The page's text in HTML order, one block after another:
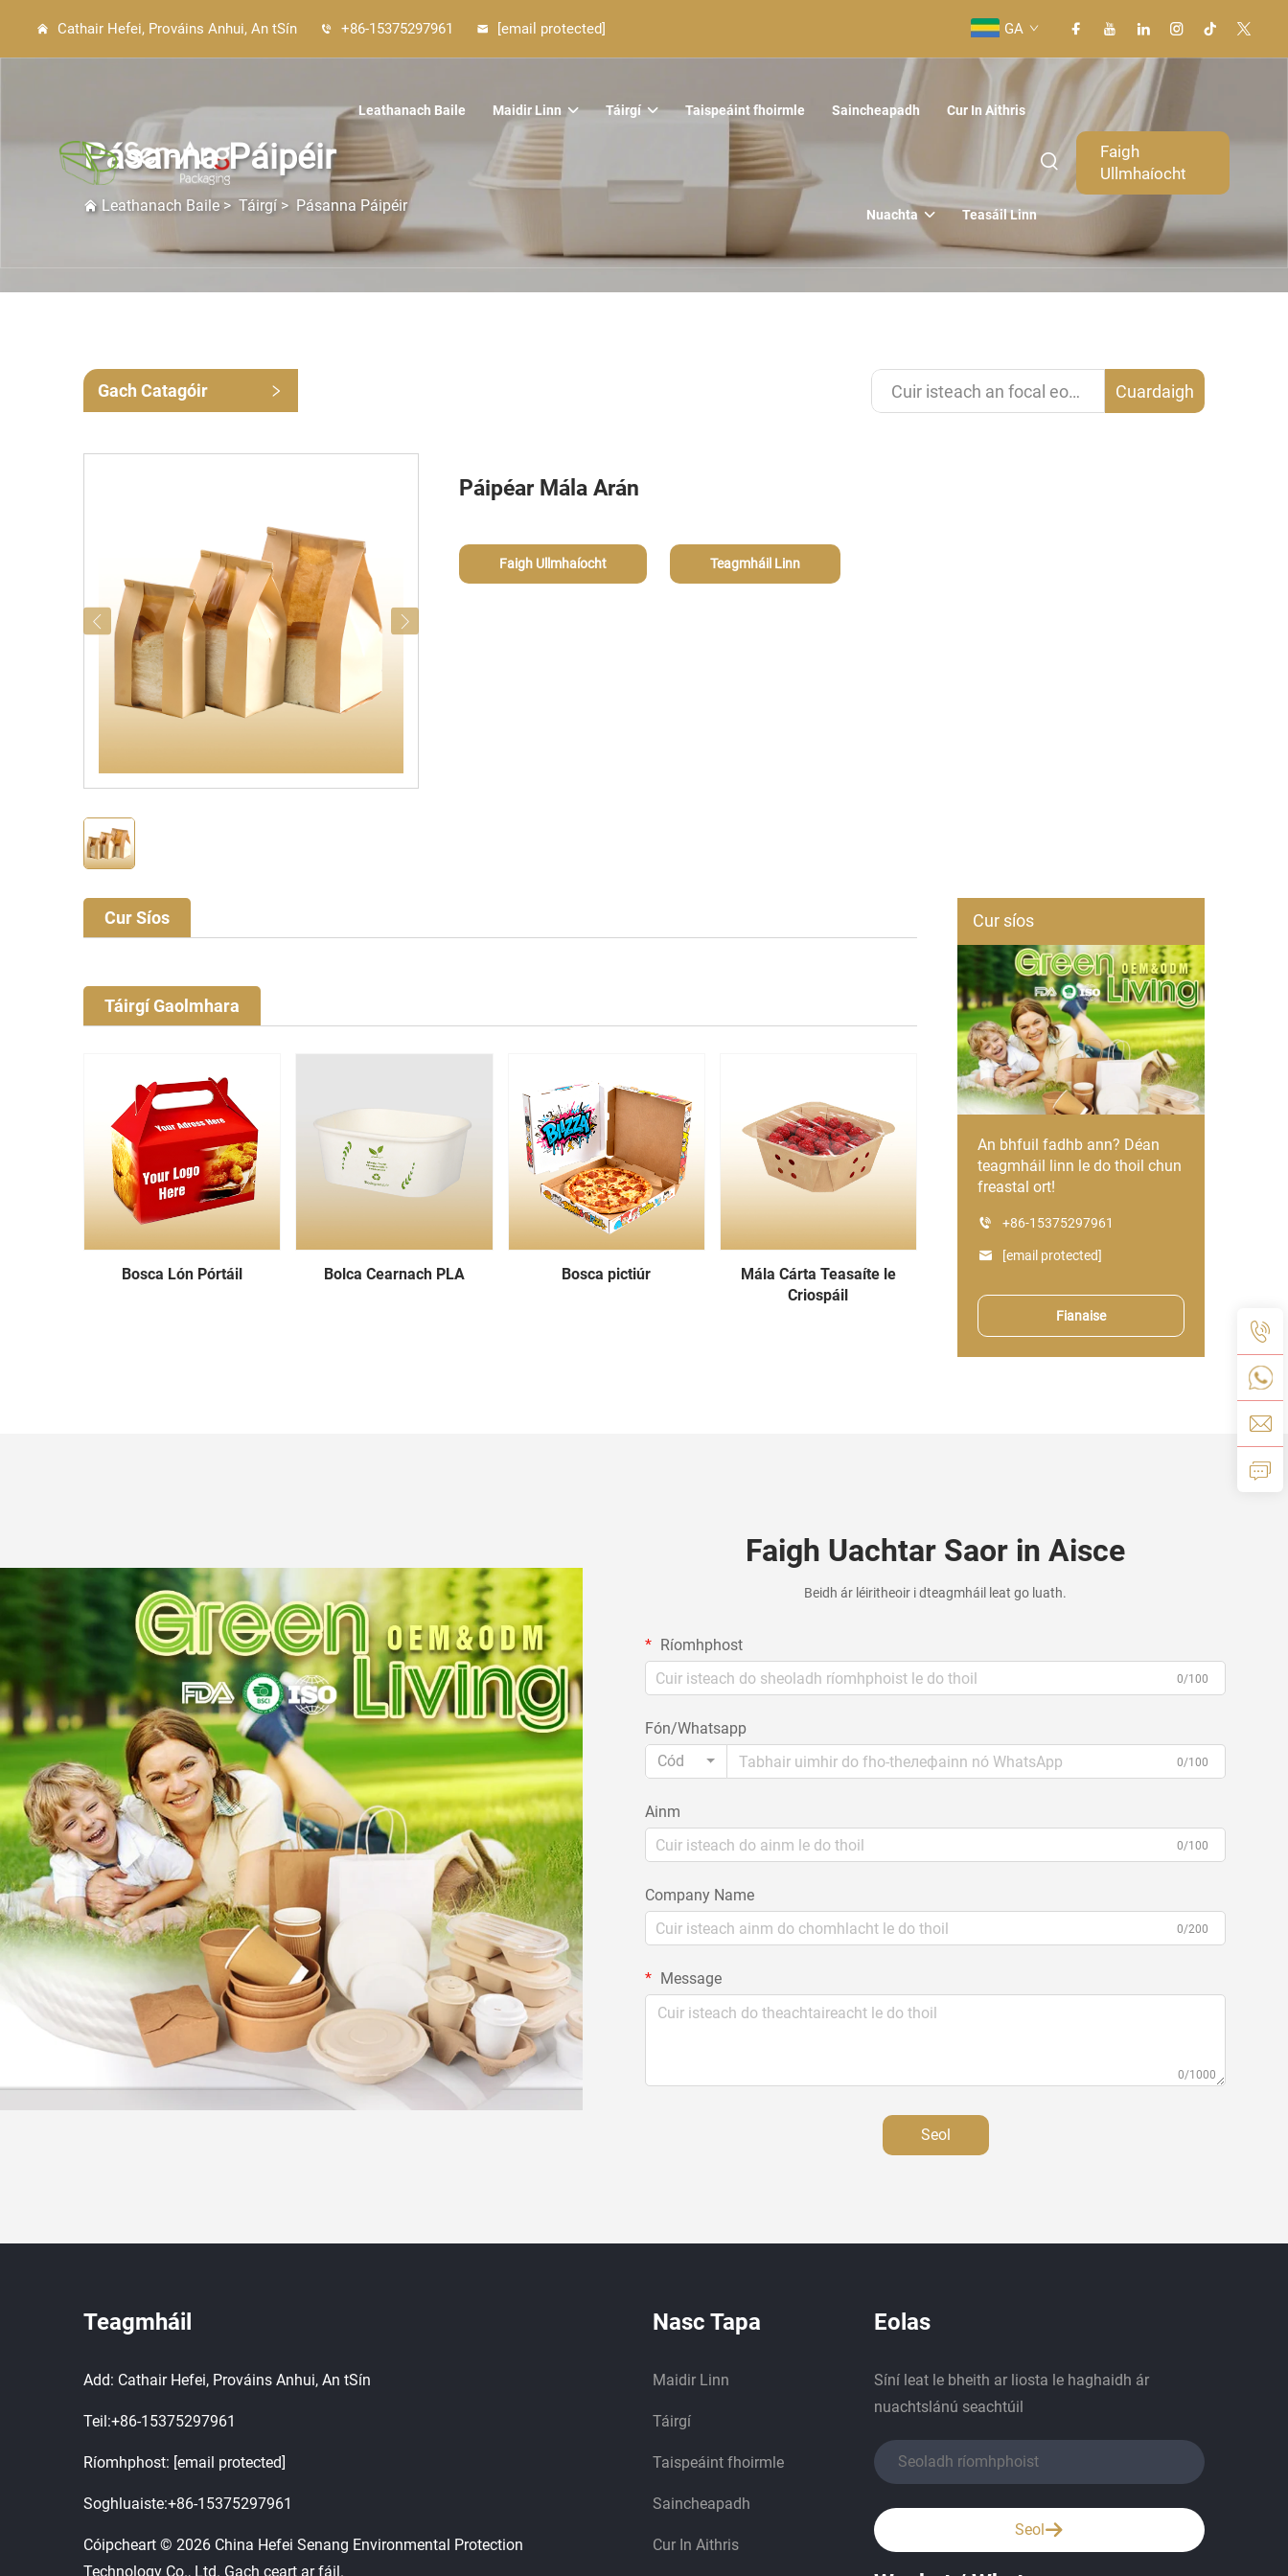
Cathair Hefei, Prováins Anhui, An tSín +86-15375297961 [email protected] GA
Leathanach Baile Maidir Linn Táirgí Taispeáint fhoirmle Saincheapadh Cur In Aithris
Nuachta Teasáil Linn
Faigh
Ullmhaíocht
Pásanna Páipéir
Leathanach Baile > Táirgí > Pásanna Páipéir
Gach Catagóir Cuardaigh
Páipéar Mála Arán
Faigh Ullmhaíocht Teagmháil Linn
Cur síos
An bhfuil fadhb ann? Déan
teagmháil linn le do thoil chun
freastal ort!
+86-15375297961
[email protected]
Fianaise
Cur Síos
Táirgí Gaolmhara
Bosca Lón Pórtáil Bolca Cearnach PLA Bosca pictiúr
Mála Cárta Teasaíte le
Criospáil
Faigh Uachtar Saor in Aisce
Beidh ár léiritheoir i dteagmháil leat go luath.
Ríomhphost
0/100
Fón/Whatsapp
Cód
0/100
Ainm
0/100
Company Name
0/200
Message
0/1000
Seol
Teagmháil
Add: Cathair Hefei, Prováins Anhui, An tSín
Teil:+86-15375297961
Ríomhphost: [email protected]
Soghluaiste:+86-15375297961
Cóipcheart © 2026 China Hefei Senang Environmental Protection
Technology Co., Ltd. Gach ceart ar fáil.
Nasc Tapa
Maidir Linn
Táirgí
Taispeáint fhoirmle
Saincheapadh
Cur In Aithris
Eolas
Síní leat le bheith ar liosta le haghaidh ár
nuachtslánú seachtúil
Seol